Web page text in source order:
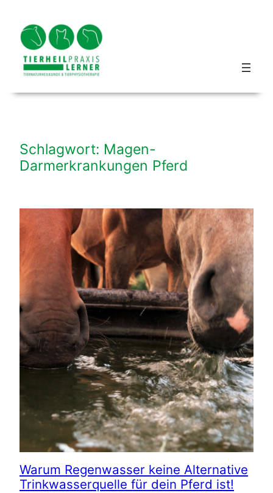
Inhalt
springen
Schlagwort: Magen-
Darmerkrankungen Pferd
Warum Regenwasser keine Alternative
Trinkwasserquelle für dein Pferd ist!